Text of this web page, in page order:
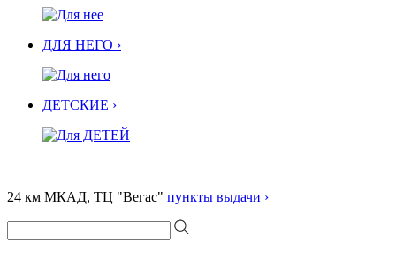
ДЛЯ НЕГО ›
ДЕТСКИЕ ›
24 км МКАД, ТЦ "Вегас" пункты выдачи ›